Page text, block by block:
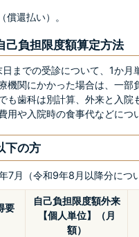
還払い）。
己負担限度額算定方法
日までの受診について、1か月
機関にかかった場合は、一部
も歯科は別計算、外来と入院
用や入院時の食事代などにつ
下の方
7月（令和9年8月以降分につ
要
自己負担限度額外来
【個人単位】（月
額）